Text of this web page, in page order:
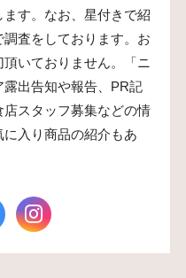
す。なお、星付きで紹
査をしております。お
いておりません。「ニ
露出告知や報告、PR記
スタッフ募集などの情
入り商品の紹介もあ